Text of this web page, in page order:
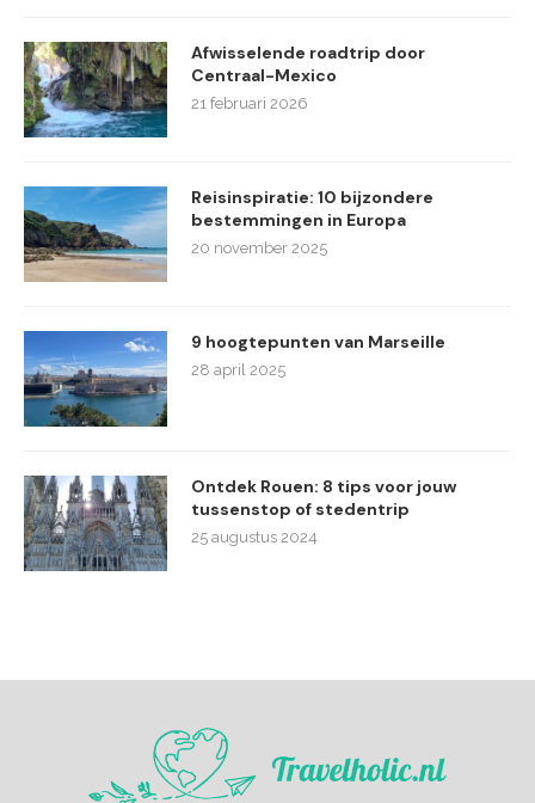
Afwisselende roadtrip door
Centraal-Mexico
21 februari 2026
Reisinspiratie: 10 bijzondere
bestemmingen in Europa
20 november 2025
9 hoogtepunten van Marseille
28 april 2025
Ontdek Rouen: 8 tips voor jouw
tussenstop of stedentrip
25 augustus 2024